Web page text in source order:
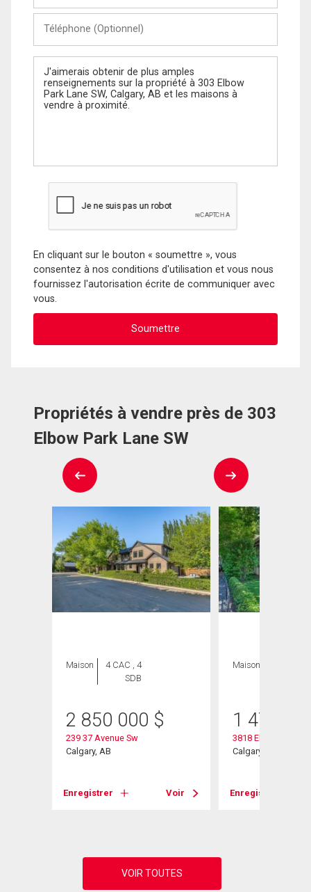
(Optionnel)
Message
En cliquant sur le bouton « soumettre », vous
consentez à nos conditions d'utilisation et vous nous
fournissez l'autorisation écrite de communiquer avec
vous.
Propriétés à vendre près de 303
Elbow Park Lane SW
Maison
4 CAC , 4
SDB
2 850 000 $
239 37 Avenue Sw
Calgary, AB
Enregistrer Voir
Maison
1 475
3818 Elbow Drive
Calgary, AB
Enregistrer